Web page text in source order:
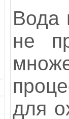
Вода
не
для